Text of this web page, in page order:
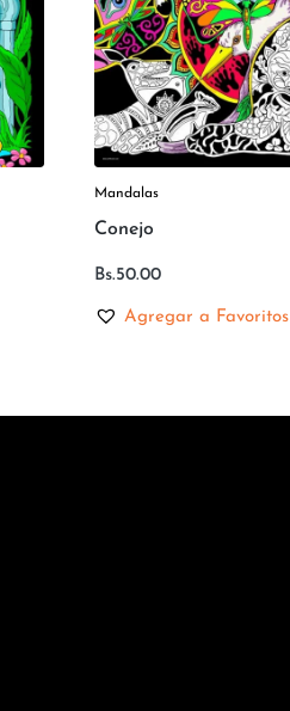
Mandalas
Conejo
Bs.50.00
Agregar a Favoritos